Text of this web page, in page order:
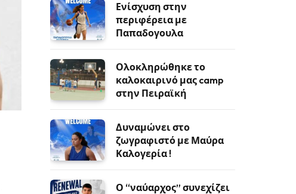
Ενίσχυση στην
περιφέρεια με
Παπαδογουλα
Ολοκληρώθηκε το
καλοκαιρινό μας camp
στην Πειραϊκή
Δυναμώνει στο
ζωγραφιστό με Μαύρα
Καλογερία !
Ο “ναύαρχος” συνεχίζει